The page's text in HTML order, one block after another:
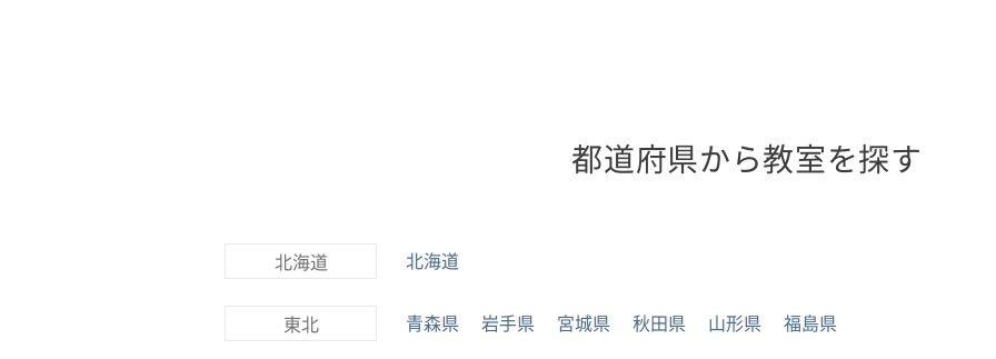
都道府県から教室を探す
北海道 北海道
東北 青森県 岩手県 宮城県 秋田県 山形県 福島県